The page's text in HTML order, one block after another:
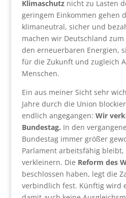
Klimaschutz nicht zu Lasten
geringem Einkommen gehen
klimaneutral, sicher und
machen wir Deutschland
den erneuerbaren Energien,
für die Zukunft und zugleich
Menschen.
Ein aus meiner Sicht sehr
Jahre durch die Union
endlich angegangen: Wir
Bundestag. In den
Bundestag immer größer
Parlament arbeitsfähig
verkleinern. Die Reform des
beschlossen haben, legt die
verbindlich fest. Künftig wird